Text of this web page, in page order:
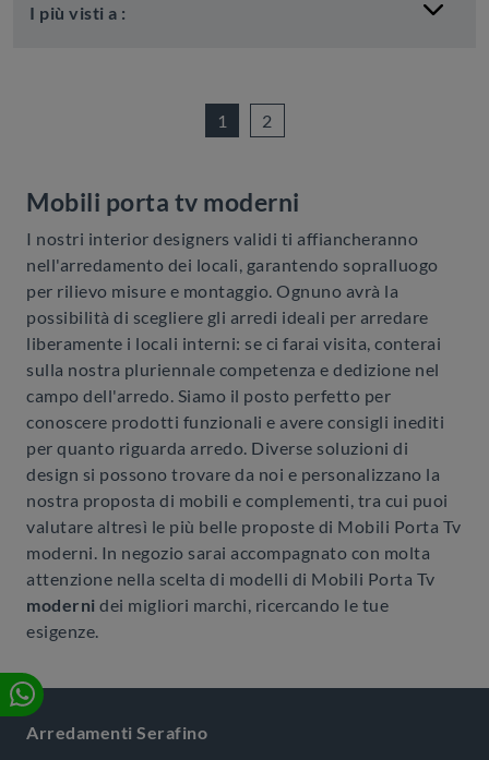
I più visti a :
1 2
Mobili porta tv moderni
I nostri interior designers validi ti affiancheranno
nell'arredamento dei locali, garantendo sopralluogo
per rilievo misure e montaggio. Ognuno avrà la
possibilità di scegliere gli arredi ideali per arredare
liberamente i locali interni: se ci farai visita, conterai
sulla nostra pluriennale competenza e dedizione nel
campo dell'arredo. Siamo il posto perfetto per
conoscere prodotti funzionali e avere consigli inediti
per quanto riguarda arredo. Diverse soluzioni di
design si possono trovare da noi e personalizzano la
nostra proposta di mobili e complementi, tra cui puoi
valutare altresì le più belle proposte di Mobili Porta Tv
moderni. In negozio sarai accompagnato con molta
attenzione nella scelta di modelli di Mobili Porta Tv
moderni dei migliori marchi, ricercando le tue
esigenze.
Arredamenti Serafino